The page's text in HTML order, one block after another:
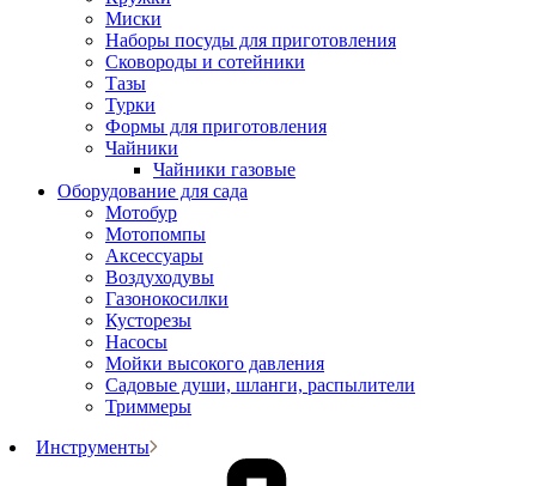
Миски
Наборы посуды для приготовления
Сковороды и сотейники
Тазы
Турки
Формы для приготовления
Чайники
Чайники газовые
Оборудование для сада
Мотобур
Мотопомпы
Аксессуары
Воздуходувы
Газонокосилки
Кусторезы
Насосы
Мойки высокого давления
Садовые души, шланги, распылители
Триммеры
Инструменты